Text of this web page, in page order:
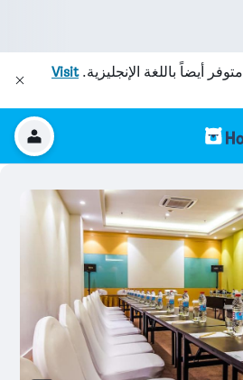
متوفر أيضاً باللغة الإنجليزية.Visit